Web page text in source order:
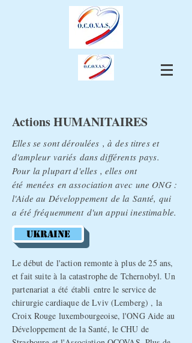
Actions HUMANITAIRES
Elles se sontdéroulées , à des titres et
d'ampleur variés dansdifférents pays.
Pour la plupart d'elles , elles ont
été menées en association avec une ONG :
l'Aide au Développement de la Santé, qui
aété fréquemmentd'un appui inestimable.
UKRAINE
Le début de l'action remonte à plus de 25 ans,
et fait suite à la catastrophe de Tchernobyl. Un
partenariat a été établi entre le service de
chirurgie cardiaque de Lviv (Lemberg) , la
Croix Rouge luxembourgeoise, l'ONG Aide au
Développement de la Santé, le CHU de